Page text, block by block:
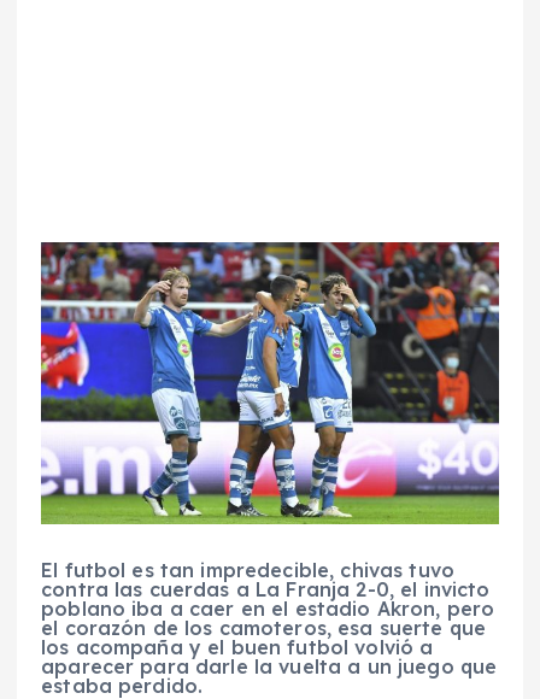
El futbol es tan impredecible, chivas tuvo
contra las cuerdas a La Franja 2-0, el invicto
poblano iba a caer en el estadio Akron, pero
el corazón de los camoteros, esa suerte que
los acompaña y el buen futbol volvió a
aparecer para darle la vuelta a un juego que
estaba perdido.